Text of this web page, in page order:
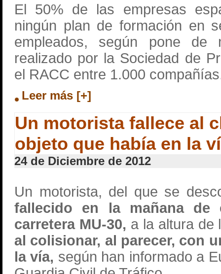
El 50% de las empresas
ningún plan de formación en
empleados, según pone de
realizado por la Sociedad de
el RACC entre 1.000
Leer más [+]
Un motorista fallece al
objeto que había en la
24 de Diciembre de 2012
Un motorista, del que se
fallecido en la mañana de
carretera MU-30, a la altura de
al colisionar, al parecer, con
la vía, según han informado a